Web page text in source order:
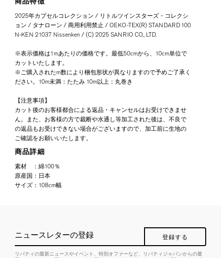
商品特徴
2025年カプセルコレクション / リトルツインスターズ・コレクシ
ョン / タナローン / 商用利用禁止 / OEKO-TEX(R) STANDARD 100
N-KEN 21037 Nissenken / (C) 2025 SANRIO CO., LTD.
※表示価格は1mあたりの価格です。最低50cmから、10cm単位で
カットいたします。
※ご購入されたm数により梱包形状が異なりますので予めご了承く
ださい。10m未満：たたみ 10m以上：丸巻き
【注意事項】
カット後のお客様都合による返品・キャンセルはお受けできませ
ん。また、お客様の方で裁断や水通し等加工された後は、不良で
の返品もお受けできない場合がございますので、加工前に生地の
ご確認をお願いいたします。
商品詳細
素材 ： 綿100％
原産国 ： 日本
サイズ ： 108cm幅
ニュースレターの登録 登録する
リバティの最新ニュースやイベント、特別オファーなど、リバティジャパンからの最